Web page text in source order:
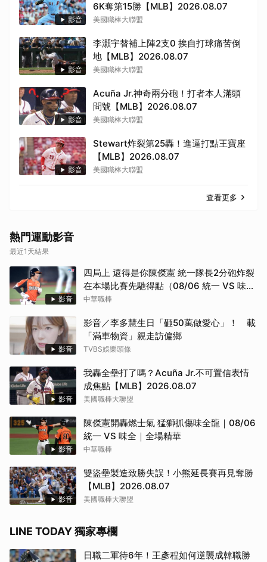
影音
6K奪第15勝【MLB】2026.08.07
美國職棒大聯盟
影音
李灝宇替補上陣2支0 挨自打球痛苦倒
地【MLB】2026.08.07
美國職棒大聯盟
影音
Acuña Jr.神奇兩分砲！打者本人滿頭
問號【MLB】2026.08.07
美國職棒大聯盟
影音
Stewart炸裂第25轟！進逼打點王寶座
【MLB】2026.08.07
美國職棒大聯盟
查看更多
熱門運動影音
最近1天結果
影音
四局上 還得是你陳傑憲 統一隊長2分砲炸裂
在本場比賽先馳得點（08/06 統一 VS 味
全）
中華職棒
影音
影音／李多慧生日「砸50萬做愛心」！ 載
「滿車物資」親走訪偏鄉
TVBS娛樂頭條
影音
我轟全壘打了嗎？Acuña Jr.不可置信表情
成焦點【MLB】2026.08.07
美國職棒大聯盟
影音
陳傑憲開轟燃士氣 猛獅抓傷味全龍｜08/06
統一 VS 味全｜全場精華
中華職棒
影音
雙盜壘製造致勝失誤！小熊延長賽再見奪勝
【MLB】2026.08.07
美國職棒大聯盟
LINE TODAY 獨家專欄
日職二軍待6年！王彥程如何逆襲成韓職勝